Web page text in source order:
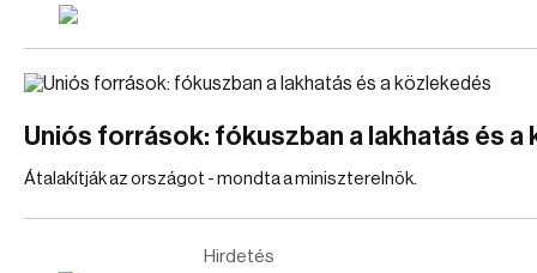
Uniós források: fókuszban a lakhatás és a
Átalakítják az országot - mondta a miniszterelnök.
Hirdetés